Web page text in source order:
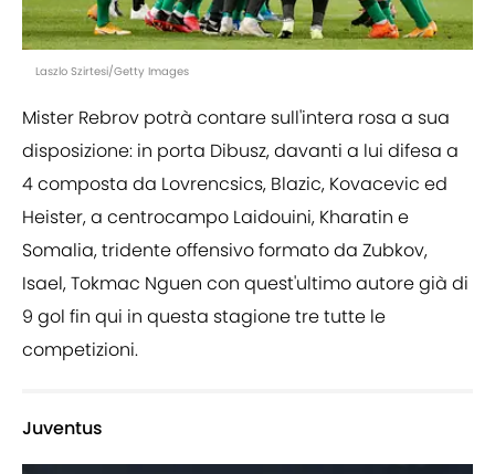
Laszlo Szirtesi/Getty Images
Mister Rebrov potrà contare sull'intera rosa a sua
disposizione: in porta Dibusz, davanti a lui difesa a
4 composta da Lovrencsics, Blazic, Kovacevic ed
Heister, a centrocampo Laidouini, Kharatin e
Somalia, tridente offensivo formato da Zubkov,
Isael, Tokmac Nguen con quest'ultimo autore già di
9 gol fin qui in questa stagione tre tutte le
competizioni.
Juventus